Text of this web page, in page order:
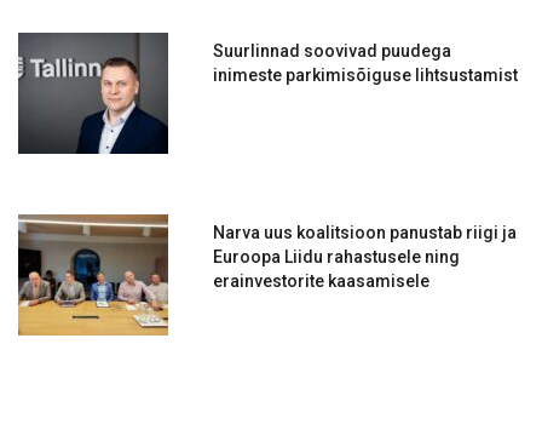
Suurlinnad soovivad puudega
inimeste parkimisõiguse lihtsustamist
Narva uus koalitsioon panustab riigi ja
Euroopa Liidu rahastusele ning
erainvestorite kaasamisele